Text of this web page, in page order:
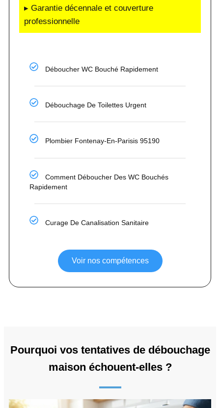
▸ Garantie décennale et couverture
professionnelle
Déboucher WC Bouché Rapidement
Débouchage De Toilettes Urgent
Plombier Fontenay-En-Parisis 95190
Comment Déboucher Des WC Bouchés
Rapidement
Curage De Canalisation Sanitaire
Voir nos compétences
Pourquoi vos tentatives de débouchage
maison échouent-elles ?